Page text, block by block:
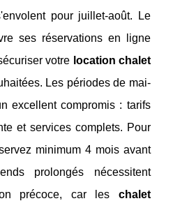
pour juillet-août. Le
ses réservations en ligne
votre location chalet
Les périodes de mai-
excellent compromis : tarifs
et services complets. Pour
minimum 4 mois avant
prolongés nécessitent
précoce, car les chalet